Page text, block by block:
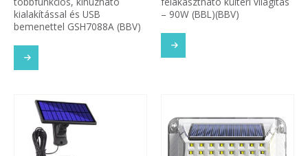
kialakítással és USB
bemenettel GSH7088A (BBV)
– 90W (BBL)(BBV)